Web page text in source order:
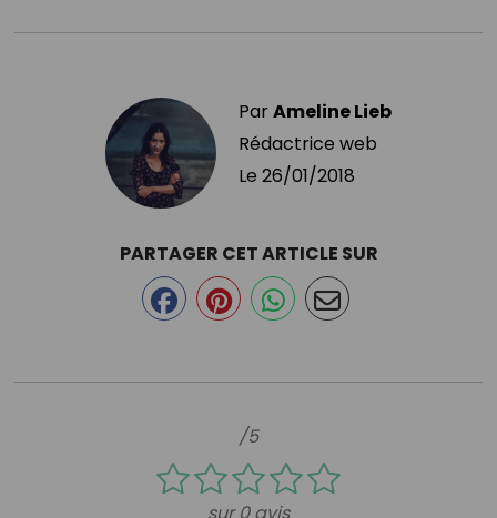
ParAmeline Lieb
Rédactrice web
Le 26/01/2018
/5
PARTAGER CET ARTICLE SUR